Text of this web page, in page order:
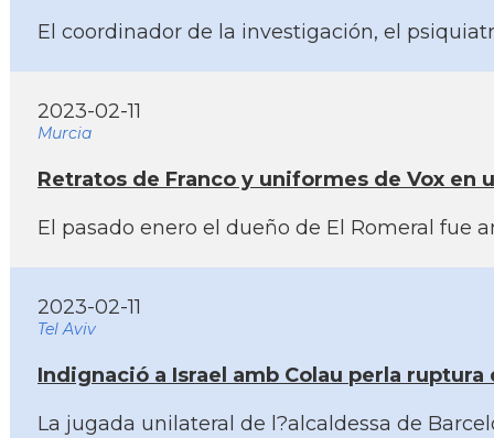
El coordinador de la investigación, el
2023-02-11
Murcia
Retratos de Franco y uniformes de Vox
El pasado enero el dueño de El Romeral
2023-02-11
Tel Aviv
Indignació a Israel amb Colau perla
La jugada unilateral de l?alcaldessa de